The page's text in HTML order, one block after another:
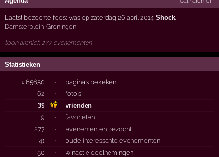
Laatst bezochte feest was op zaterdag 26 april 2014:Shock,
Damsterplein,Groningen
toon archief, 277 evenementen
Statistieken
± 65650 ·
pagina's bekeken
62
·
foto's
39
vrienden
9
·
favorieten
277
·
evenementen bezocht
41
·
oude interessante evenementen
50
·
winactie deelnemingen